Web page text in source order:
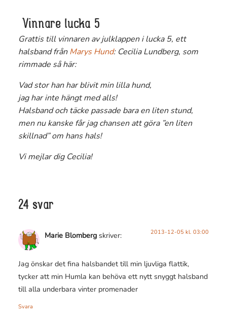
Vinnare lucka 5
Grattis till vinnaren av julklappen i lucka 5, ett
halsband frånMarys Hund: Cecilia Lundberg, som
rimmade så här:
Vad stor han har blivit min lilla hund,
jag har inte hängt med alls!
Halsband och täcke passade bara en liten stund,
men nu kanske får jag chansen att göra ”en liten
skillnad” om hans hals!
Vi mejlar dig Cecilia!
24 svar
Marie Blomberg skriver: 2013-12-05 kl. 03:00
Jag önskar det fina halsbandet till min ljuvliga flattik,
tycker att min Humla kan behöva ett nytt snyggt halsband
till alla underbara vinter promenader
Svara